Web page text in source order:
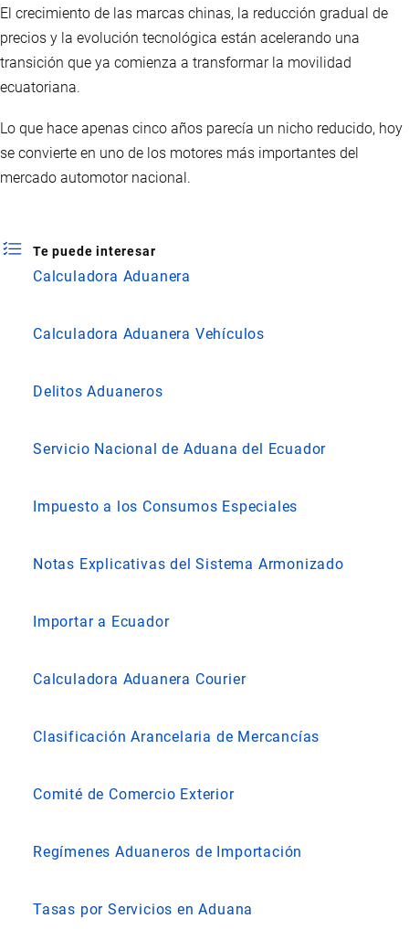
El crecimiento de las marcas chinas, la reducción gradual de
precios y la evolución tecnológica están acelerando una
transición que ya comienza a transformar la movilidad
ecuatoriana.
Lo que hace apenas cinco años parecía un nicho reducido, hoy
se convierte en uno de los motores más importantes del
mercado automotor nacional.
Te puede interesar
Calculadora Aduanera
Calculadora Aduanera Vehículos
Delitos Aduaneros
Servicio Nacional de Aduana del Ecuador
Impuesto a los Consumos Especiales
Notas Explicativas del Sistema Armonizado
Importar a Ecuador
Calculadora Aduanera Courier
Clasificación Arancelaria de Mercancías
Comité de Comercio Exterior
Regímenes Aduaneros de Importación
Tasas por Servicios en Aduana